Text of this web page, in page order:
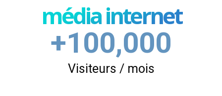
média internet
+100,000
Visiteurs / mois